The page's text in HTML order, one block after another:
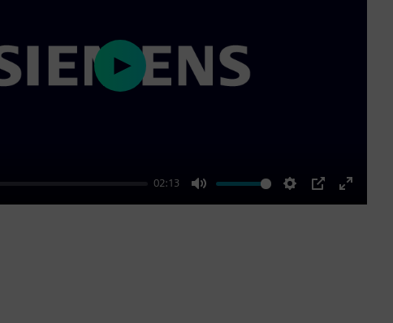
02:13
Mute Settings
PIP
Enter
Play